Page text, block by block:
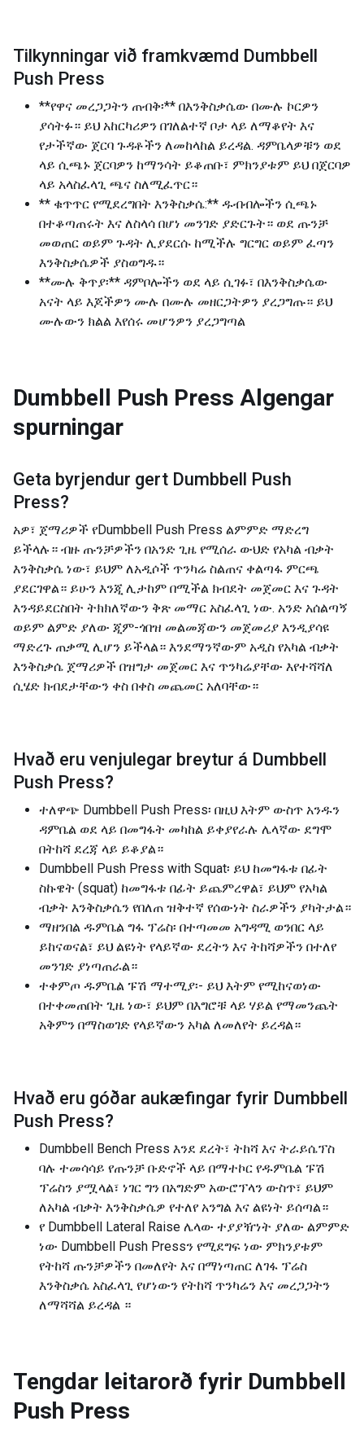
Tilkynningar við framkvæmd Dumbbell
Push Press
**የዋና መረጋጋትን ጠብቅ፡** በእንቅስቃሴው በሙሉ ኮርዎን
ያሳትፉ። ይህ አከርካሪዎን በገለልተኛ ቦታ ላይ ለማቆየት እና
የታችኛው ጀርባ ጉዳቶችን ለመከላከል ይረዳል. ዳምቤላዎቹን ወደ
ላይ ሲጫኑ ጀርባዎን ከማንሳት ይቆጠቡ፣ ምክንያቱም ይህ በጀርባዎ
ላይ አላስፈላጊ ጫና ስለሚፈጥር።
** ቁጥጥር የሚደረግበት እንቅስቃሴ:** ዱብብሎችን ሲጫኑ
በተቆጣጠሩት እና ለስላሳ በሆነ መንገድ ያድርጉት። ወደ ጡንቻ
መወጠር ወይም ጉዳት ሊያደርሱ ከሚችሉ ግርግር ወይም ፈጣን
እንቅስቃሴዎች ያስወግዱ።
**ሙሉ ቅጥያ፡** ዳምቦሎችን ወደ ላይ ሲገፉ፣ በእንቅስቃሴው
አናት ላይ እጆችዎን ሙሉ በሙሉ መዘርጋትዎን ያረጋግጡ። ይህ
ሙሉውን ክልል እየሰሩ መሆንዎን ያረጋግጣል
Dumbbell Push Press Algengar
spurningar
Geta byrjendur gert Dumbbell Push
Press?
አዎ፣ ጀማሪዎች የDumbbell Push Press ልምምድ ማድረግ
ይችላሉ። ብዙ ጡንቻዎችን በአንድ ጊዜ የሚሰራ ውህድ የአካል ብቃት
እንቅስቃሴ ነው፣ ይህም ለአዲሶች ጥንካሬ ስልጠና ቀልጣፋ ምርጫ
ያደርገዋል። ይሁን እንጂ ሊታከም በሚችል ክብደት መጀመር እና ጉዳት
እንዳይደርስበት ትክክለኛውን ቅጽ መማር አስፈላጊ ነው. አንድ አሰልጣኝ
ወይም ልምድ ያለው ጂም-ጎበዝ መልመጃውን መጀመሪያ እንዲያሳዩ
ማድረጉ ጠቃሚ ሊሆን ይችላል። እንደማንኛውም አዲስ የአካል ብቃት
እንቅስቃሴ ጀማሪዎች በዝግታ መጀመር እና ጥንካሬያቸው እየተሻሻለ
ሲሄድ ክብደታቸውን ቀስ በቀስ መጨመር አለባቸው።
Hvað eru venjulegar breytur á Dumbbell
Push Press?
ተለዋጭ Dumbbell Push Press፡ በዚህ እትም ውስጥ አንዱን
ዳምቤል ወደ ላይ በመግፋት መካከል ይቀያየራሉ ሌላኛው ደግሞ
በትከሻ ደረጃ ላይ ይቆያል።
Dumbbell Push Press with Squat፡ ይህ ከመግፋቱ በፊት
ስኩዌት (squat) ከመግፋቱ በፊት ይጨምረዋል፣ ይህም የአካል
ብቃት እንቅስቃሴን የበለጠ ዝቅተኛ የሰውነት ስራዎችን ያካትታል።
ማዘንበል ዱምቤል ግፋ ፕሬስ፡ በተጣመመ አግዳሚ ወንበር ላይ
ይከናወናል፣ ይህ ልዩነት የላይኛው ደረትን እና ትከሻዎችን በተለየ
መንገድ ያነጣጠራል።
ተቀምጦ ዱምቤል ፑሽ ማተሚያ፡- ይህ እትም የሚከናወነው
በተቀመጠበት ጊዜ ነው፣ ይህም በእግሮቹ ላይ ሃይል የማመንጨት
አቅምን በማስወገድ የላይኛውን አካል ለመለየት ይረዳል።
Hvað eru góðar aukæfingar fyrir Dumbbell
Push Press?
Dumbbell Bench Press እንደ ደረት፣ ትከሻ እና ትራይሴፕስ
ባሉ ተመሳሳይ የጡንቻ ቡድኖች ላይ በማተኮር የዱምቤል ፑሽ
ፕሬስን ያሟላል፣ ነገር ግን በአግድም አውሮፕላን ውስጥ፣ ይህም
ለአካል ብቃት እንቅስቃሴዎ የተለየ አንግል እና ልዩነት ይሰጣል።
የ Dumbbell Lateral Raise ሌላው ተያያዥነት ያለው ልምምድ
ነው Dumbbell Push Pressን የሚደግፍ ነው ምክንያቱም
የትከሻ ጡንቻዎችን በመለየት እና በማነጣጠር ለገፋ ፕሬስ
እንቅስቃሴ አስፈላጊ የሆነውን የትከሻ ጥንካሬን እና መረጋጋትን
ለማሻሻል ይረዳል ።
Tengdar leitarorð fyrir Dumbbell
Push Press